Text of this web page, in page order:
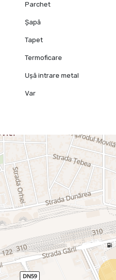
Parchet
Șapă
Tapet
Termoficare
Ușă intrare metal
Var